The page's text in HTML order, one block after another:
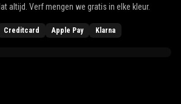
altijd. Verf mengen we gratis in elke kleur.
Creditcard Apple Pay Klarna